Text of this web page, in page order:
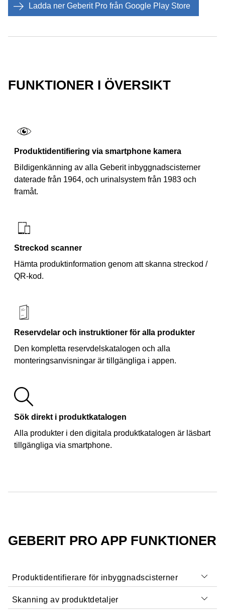
Ladda ner Geberit Pro från Google Play Store
FUNKTIONER I ÖVERSIKT
Produktidentifiering via smartphone kamera
Bildigenkänning av alla Geberit inbyggnadscisterner
daterade från 1964, och urinalsystem från 1983 och
framåt.
Streckod scanner
Hämta produktinformation genom att skanna streckod /
QR-kod.
Reservdelar och instruktioner för alla produkter
Den kompletta reservdelskatalogen och alla
monteringsanvisningar är tillgängliga i appen.
Sök direkt i produktkatalogen
Alla produkter i den digitala produktkatalogen är läsbart
tillgängliga via smartphone.
GEBERIT PRO APP FUNKTIONER
Produktidentifierare för inbyggnadscisterner
Skanning av produktdetaljer